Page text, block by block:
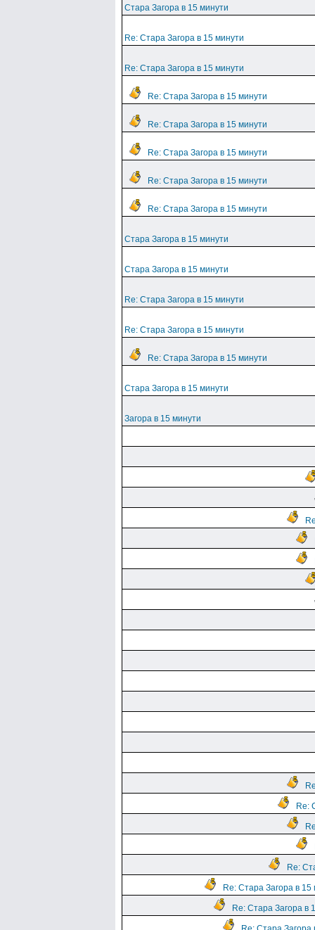
Стара Загора в 15 минути
Re: Стара Загора в 15 минути
Re: Стара Загора в 15 минути
Re: Стара Загора в 15 минути
Re: Стара Загора в 15 минути
Re: Стара Загора в 15 минути
Re: Стара Загора в 15 минути
Re: Стара Загора в 15 минути
Стара Загора в 15 минути
Стара Загора в 15 минути
Re: Стара Загора в 15 минути
Re: Стара Загора в 15 минути
Re: Стара Загора в 15 минути
Стара Загора в 15 минути
Загора в 15 минути
Re:
Re:
Re: Стара Загора в 15
Re: Стара Загора в